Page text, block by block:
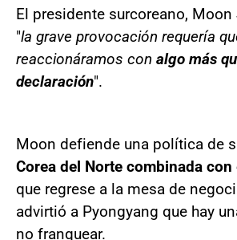
El presidente surcoreano, Moon
"la grave provocación requería
reaccionáramos con algo más
declaración".
Moon defiende una política de
Corea del Norte combinada
que regrese a la mesa de
advirtió a Pyongyang que hay
no franquear.